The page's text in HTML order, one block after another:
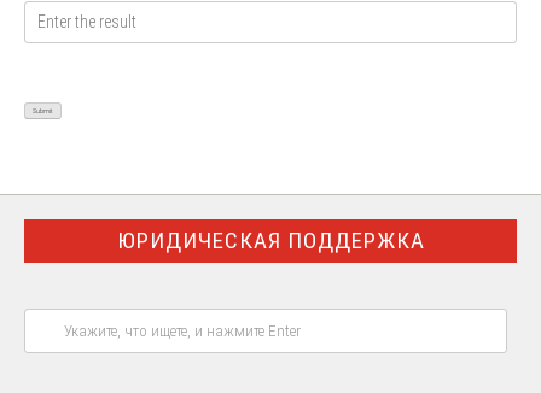
ЮРИДИЧЕСКАЯ ПОДДЕРЖКА